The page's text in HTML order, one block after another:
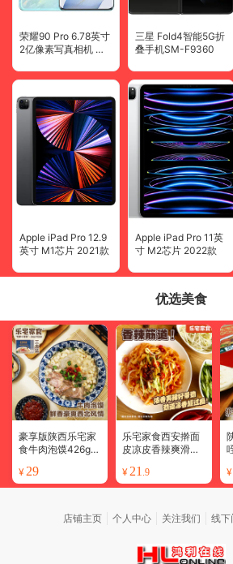
荣耀90 Pro 6.78英寸
2亿像素写真相机 双
三星 Fold4智能5G折
叠手机SM-F9360
Apple iPad Pro 12.9
英寸 M1芯片 2021款
Apple iPad Pro 11英
寸 M2芯片 2022款
优选美食
豪享版陕西乐宅家
食牛肉泡馍426g还
【1盒装/3盒装】
¥29
乐宅家食西安擀面
皮凉皮香辣爽滑速
卡300g*4袋装
¥21.9 ¥
店铺主页 个人中心 关注我们 线下